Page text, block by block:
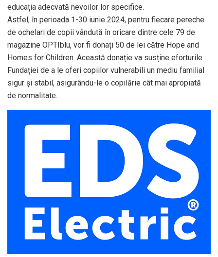
educația adecvată nevoilor lor specifice.
Astfel, în perioada 1-30 iunie 2024, pentru fiecare pereche
de ochelari de copii vândută în oricare dintre cele 79 de
magazine OPTIblu, vor fi donați 50 de lei către Hope and
Homes for Children. Această donație va susține eforturile
Fundației de a le oferi copiilor vulnerabili un mediu familial
sigur și stabil, asigurându-le o copilărie cât mai apropiată
de normalitate.